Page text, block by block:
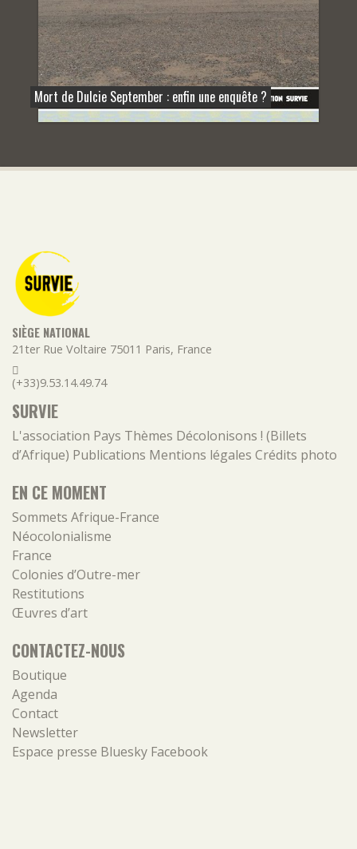
Mort de Dulcie September : enfin une enquête ?
SIÈGE NATIONAL
21ter Rue Voltaire 75011 Paris, France
(+33)9.53.14.49.74
SURVIE
L'association Pays Thèmes Décolonisons ! (Billets
d’Afrique) Publications Mentions légales Crédits photo
EN CE MOMENT
Sommets Afrique-France
Néocolonialisme
France
Colonies d’Outre-mer
Restitutions
Œuvres d’art
CONTACTEZ-NOUS
Boutique
Agenda
Contact
Newsletter
Espace presse Bluesky Facebook